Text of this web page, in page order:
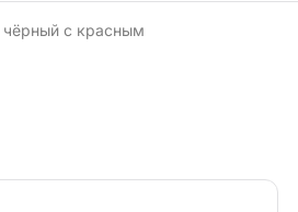
чёрный с красным